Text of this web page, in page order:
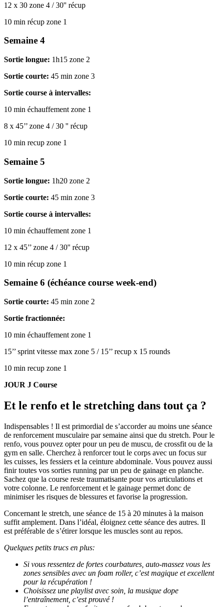
12 x 30 zone 4 / 30'' récup
10 min récup zone 1
Semaine 4
Sortie longue: 1h15 zone 2
Sortie courte: 45 min zone 3
Sortie course à intervalles:
10 min échauffement zone 1
8 x 45’’ zone 4 / 30 '' récup
10 min recup zone 1
Semaine 5
Sortie longue: 1h20 zone 2
Sortie courte: 45 min zone 3
Sortie course à intervalles:
10 min échauffement zone 1
12 x 45’’ zone 4 / 30'' récup
10 min récup zone 1
Semaine 6 (échéance course week-end)
Sortie courte: 45 min zone 2
Sortie fractionnée:
10 min échauffement zone 1
15’’ sprint vitesse max zone 5 / 15’’ recup x 15 rounds
10 min recup zone 1
JOUR J Course
Et le renfo et le stretching dans tout ça ?
Indispensables ! Il est primordial de s’accorder au moins une séance
de renforcement musculaire par semaine ainsi que du stretch. Pour le
renfo, vous pouvez opter pour un peu de muscu, de crossfit ou de la
gym en salle. Cherchez à renforcer tout le corps avec un focus sur
les cuisses, les fessiers et la ceinture abdominale. Vous pouvez aussi
finir toutes vos sorties running par un peu de gainage en planche.
Sachez que la course reste traumatisante pour vos articulations et
votre colonne. Le renforcement et le gainage permet donc de
minimiser les risques de blessures et favorise la progression.
Concernant le stretch, une séance de 15 à 20 minutes à la maison
suffit amplement. Dans l’idéal, éloignez cette séance des autres. Il
est préférable de s’étirer lorsque les muscles sont au repos.
Quelques petits trucs en plus:
Si vous ressentez de fortes courbatures, auto-massez vous les
zones sensibles avec un foam roller, c’est magique et excellent
pour la récupération !
Choisissez une playlist avec soin, la musique dope
l’entraînement, c’est prouvé !